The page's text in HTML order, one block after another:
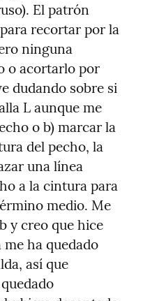
El patrón
recortar por la
ninguna
o acortarlo por
dudando sobre si
L aunque me
o b) marcar la
del pecho, la
una línea
a la cintura para
medio. Me
y creo que hice
ha quedado
así que